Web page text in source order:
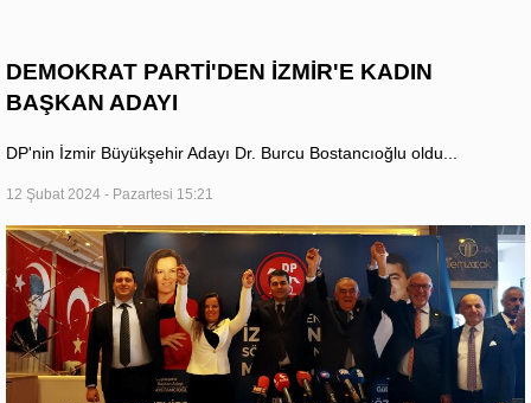
DEMOKRAT PARTİ'DEN İZMİR'E KADIN
BAŞKAN ADAYI
DP'nin İzmir Büyükşehir Adayı Dr. Burcu Bostancıoğlu oldu...
12 Şubat 2024 - Pazartesi 15:21